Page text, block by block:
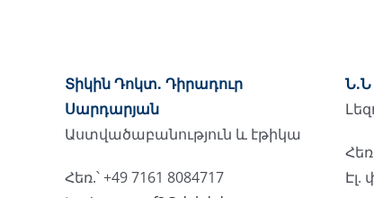
Տիկին Դոկտ. Դիրադուր
Սարդարյան
Աստվածաբանություն և էթիկա
Հեռ.՝ +49 7161 8084717
Ն.Ն
Էլ.